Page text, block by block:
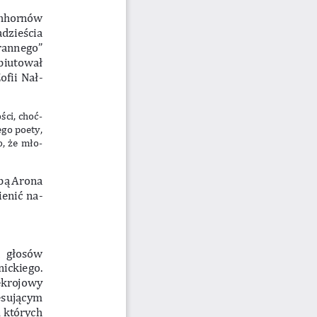
Nał-
choć-
poety,
że mło-
Arona
na-
głosów
których